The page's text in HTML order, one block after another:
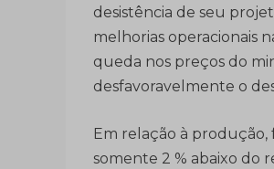
desistência de seu
melhorias operacionais
queda nos preços do
desfavoravelmente o
Em relação à produção,
somente 2 % abaixo do